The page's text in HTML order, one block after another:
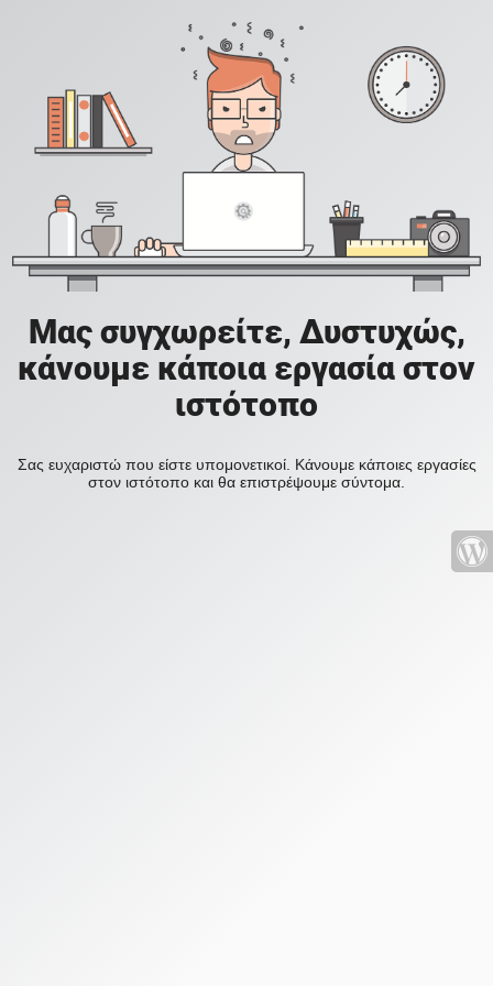
Μας συγχωρείτε, Δυστυχώς,
κάνουμε κάποια εργασία στον
ιστότοπο
Σας ευχαριστώ που είστε υπομονετικοί. Κάνουμε κάποιες εργασίες
στον ιστότοπο και θα επιστρέψουμε σύντομα.